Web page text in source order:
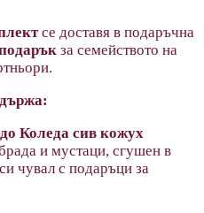
се доставя в подаръчна
за семейството на
Коледа сив кожух
и мустаци, сгушен в
чувал с подаръци за